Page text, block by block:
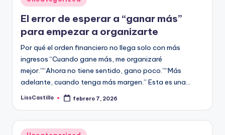
c
e
r
o
s
plazo.
en
El error de esperar a “ganar más”
para empezar a organizarte
Por qué el orden financiero no llega solo con más
ingresos “Cuando gane más, me organizaré
mejor.”“Ahora no tiene sentido, gano poco.”“Más
adelante, cuando tenga más margen.” Esta es una…
Publicado
LissCastillo febrero 7, 2026